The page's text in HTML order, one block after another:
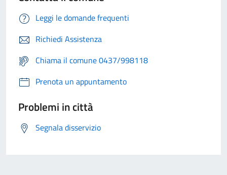
Leggi le domande frequenti
Richiedi Assistenza
Chiama il comune 0437/998118
Prenota un appuntamento
Problemi in città
Segnala disservizio